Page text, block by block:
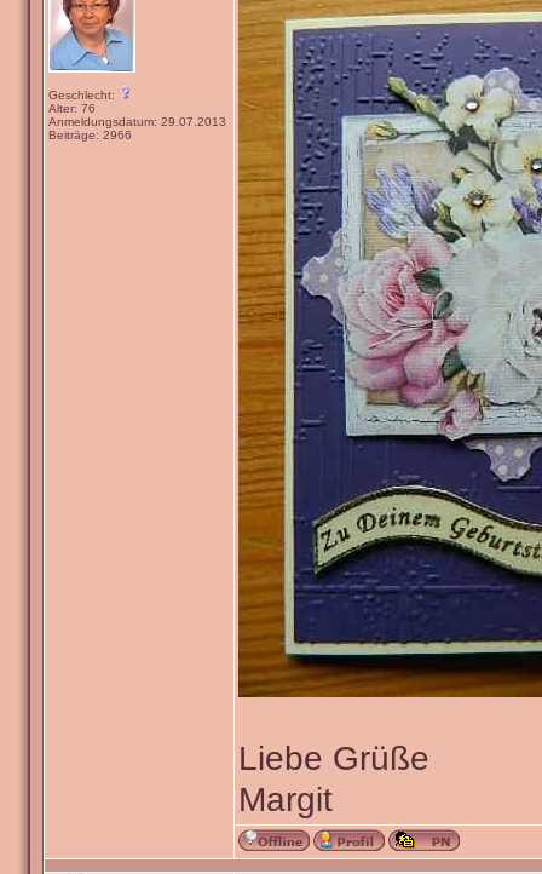
Geschlecht:
Alter: 76
Anmeldungsdatum: 29.07.2013
Beiträge: 2966
Liebe Grüße
Margit